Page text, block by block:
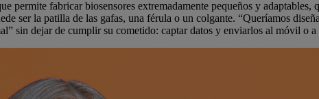
permite fabricar biosensores extremadamente pequeños y
ser la patilla de las gafas, una férula o un colgante. “Queríamos
sin dejar de cumplir su cometido: captar datos y enviarlos al móvil o